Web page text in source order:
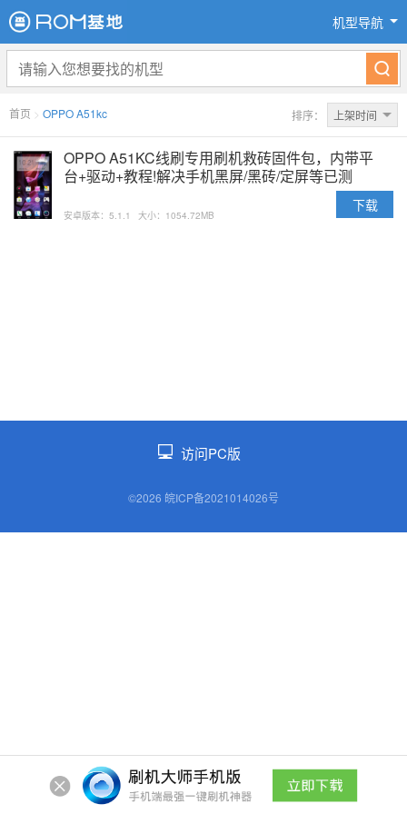
机型导航
首页 > OPPO A51kc 排序： 上架时间
OPPO A51KC线刷专用刷机救砖固件包，内带平
台+驱动+教程!解决手机黑屏/黑砖/定屏等已测
安卓版本：5.1.1 大小：1054.72MB
下载
访问PC版
©2026 皖ICP备2021014026号